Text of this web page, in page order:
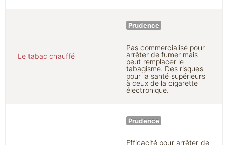
Le tabac chauffé
Prudence
Pas commercialisé pour
arrêter de fumer mais
peut remplacer le
tabagisme. Des risques
pour la santé supérieurs
à ceux de la cigarette
électronique.
Prudence
Efficacité pour arrêter de